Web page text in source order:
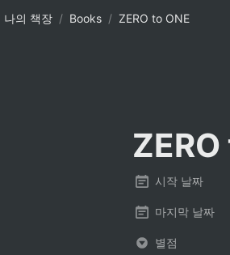
나의 책장 / Books / ZERO to ONE
시작 날짜
마지막 날짜
별점